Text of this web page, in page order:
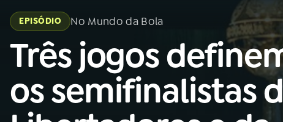
Buscar
na
Rádio
Nacional
AO VIVO
01INÍCIO
na
Rádio
Nacional
EPISÓDIO No Mundo da Bola
Três jogos
os semifinalistas